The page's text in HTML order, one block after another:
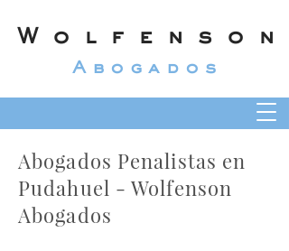
Wolfenson
Abogados
Abogados Penalistas en
Pudahuel - Wolfenson
Abogados